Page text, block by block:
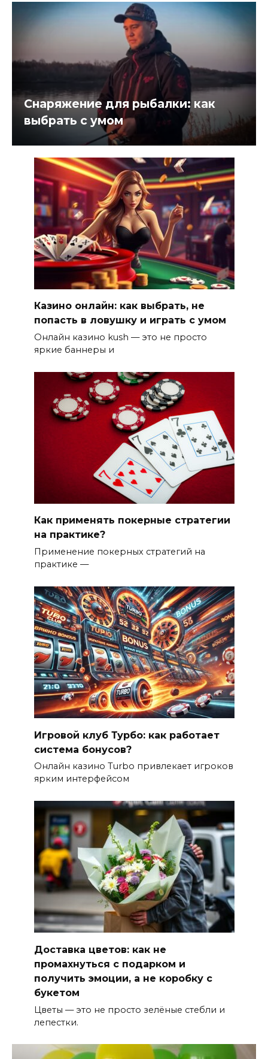
Снаряжение для рыбалки: как
выбрать с умом
Казино онлайн: как выбрать, не
попасть в ловушку и играть с умом
Онлайн казино kush — это не просто
яркие баннеры и
Как применять покерные стратегии
на практике?
Применение покерных стратегий на
практике —
Игровой клуб Турбо: как работает
система бонусов?
Онлайн казино Turbo привлекает игроков
ярким интерфейсом
Доставка цветов: как не
промахнуться с подарком и
получить эмоции, а не коробку с
букетом
Цветы — это не просто зелёные стебли и
лепестки.